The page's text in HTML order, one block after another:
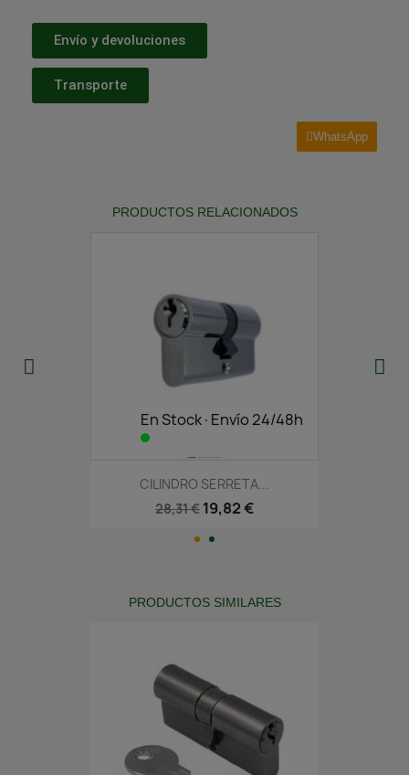
Envío y devoluciones
Transporte
WhatsApp
PRODUCTOS RELACIONADOS
En Stock·Envío 24/48h
CILINDRO SERRETA...
28,31 € 19,82 €
PRODUCTOS SIMILARES